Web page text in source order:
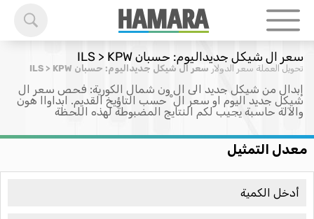
سعر ال شيكل جديداليوم: حسبان ILS > KPW
تحويل العملة سعر الدولار سعر ال شيكل جديداليوم: حسبان ILS > KPW
إبدال من شيكل جديد الى ال ون شمال الكورية: فحص سعر ال
شيكل جديد اليوم او سعر ال ْ حسب التاؤيخ القديم. ابداواا هون
والآلة حاسبة يجيب لكم النتايج المضبوطة لهذه اللحظة
معدل التمثيل